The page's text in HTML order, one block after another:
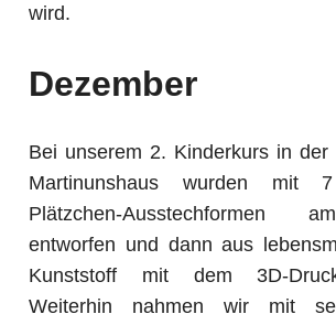
wird.
Dezember
Bei unserem 2. Kinderkurs in der
Martinunshaus wurden mit 7
Plätzchen-Ausstechformen
entworfen und dann aus
Kunststoff mit dem 3D-
Weiterhin nahmen wir mit